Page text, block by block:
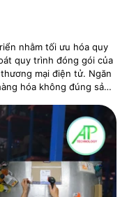
nhằm tối ưu hóa quy
quy trình đóng gói của
mại điện tử. Ngăn
hóa không đúng sản